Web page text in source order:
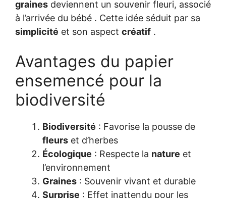
graines deviennent un souvenir fleuri, associé
à l’arrivée du bébé . Cette idée séduit par sa
simplicité et son aspect créatif .
Avantages du papier
ensemencé pour la
biodiversité
Biodiversité : Favorise la pousse de
fleurs et d’herbes
Écologique : Respecte la nature et
l’environnement
Graines : Souvenir vivant et durable
Surprise : Effet inattendu pour les